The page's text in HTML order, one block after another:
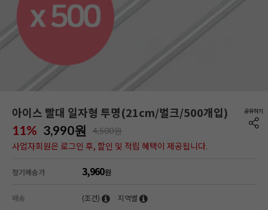
아이스 빨대 일자형 투명(21cm/벌크/500개입)
11% 3,990원 4,500원
사업자회원은 로그인 후, 할인 및 적립 혜택이 제공됩니다.
정기배송가 3,960원
배송 (조건) 지역별